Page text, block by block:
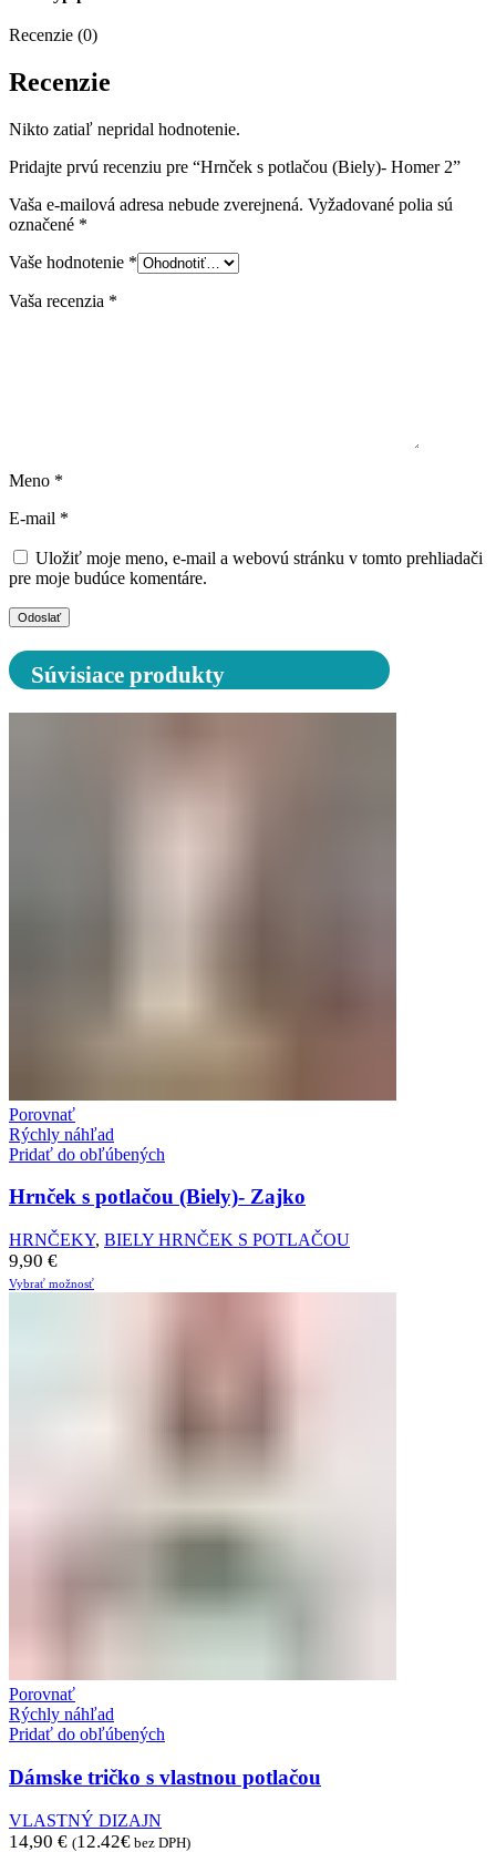
Recenzie (0)
Recenzie
Nikto zatiaľ nepridal hodnotenie.
Pridajte prvú recenziu pre “Hrnček s potlačou (Biely)- Homer 2”
Vaša e-mailová adresa nebude zverejnená. Vyžadované polia sú
označené *
Vaše hodnotenie *
Vaša recenzia *
Meno *
E-mail *
Uložiť moje meno, e-mail a webovú stránku v tomto prehliadači
pre moje budúce komentáre.
Súvisiace produkty
Porovnať
Rýchly náhľad
Pridať do obľúbených
Hrnček s potlačou (Biely)- Zajko
HRNČEKY, BIELY HRNČEK S POTLAČOU
9,90 €
Vybrať možnosť
Porovnať
Rýchly náhľad
Pridať do obľúbených
Dámske tričko s vlastnou potlačou
VLASTNÝ DIZAJN
14,90 € (12.42€ bez DPH)